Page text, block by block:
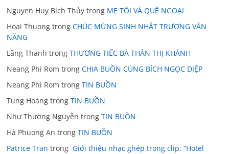
Nguyen Huy Bích Thủy trong MẸ TÔI VÀ QUÊ NGOẠI
Hoai Thuong trongCHÚC MỪNG SINH NHẬT TRƯƠNG VĂN
NĂNG
Lãng Thanh trongTHƯƠNG TIẾC BÀ THÂN THỊ KHÁNH
Neang Phi Rom trongCHIA BUỒN CÙNG BÍCH NGỌC DIỆP
Neang Phi Rom trongTIN BUỒN
Tung Hoàng trongTIN BUỒN
Như Thường Nguyễn trongTIN BUỒN
Hà Phuong An trongTIN BUỒN
Patrice Tran trong Giới thiệu nhạc ghép trong clip: “Hotel